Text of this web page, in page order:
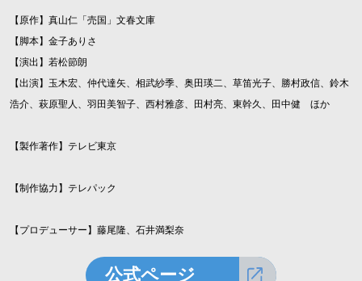
【原作】真山仁「売国」文春文庫
【脚本】金子ありさ
【演出】若松節朗
【出演】玉木宏、仲代達矢、相武紗季、奥田瑛二、草笛光子、勝村政信、鈴木
浩介、萩原聖人、羽田美智子、西村雅彦、田村亮、東幹久、田中健 ほか
【製作著作】テレビ東京
【制作協力】テレパック
【プロデューサー】藤尾隆、石井満梨奈
公式ページ